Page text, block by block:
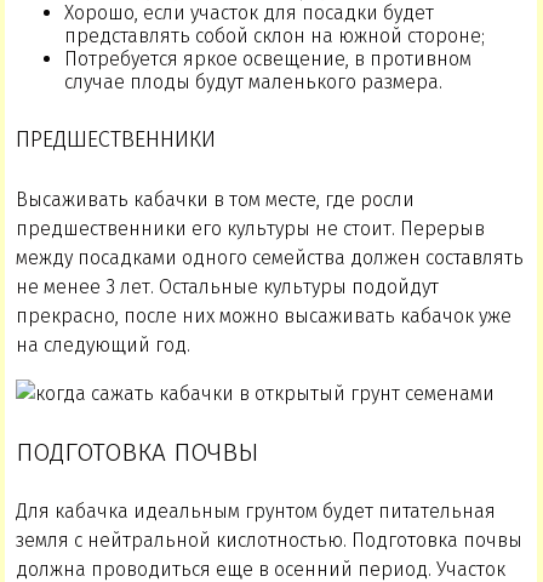
Хорошо, если участок для посадки будет
представлять собой склон на южной стороне;
Потребуется яркое освещение, в противном
случае плоды будут маленького размера.
ПРЕДШЕСТВЕННИКИ
Высаживать кабачки в том месте, где росли
предшественники его культуры не стоит. Перерыв
между посадками одного семейства должен составлять
не менее 3 лет. Остальные культуры подойдут
прекрасно, после них можно высаживать кабачок уже
на следующий год.
ПОДГОТОВКА ПОЧВЫ
Для кабачка идеальным грунтом будет питательная
земля с нейтральной кислотностью. Подготовка почвы
должна проводиться еще в осенний период. Участок